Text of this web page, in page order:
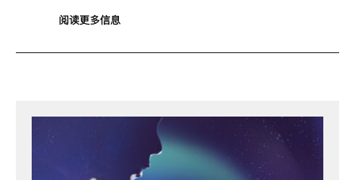
阅读更多信息